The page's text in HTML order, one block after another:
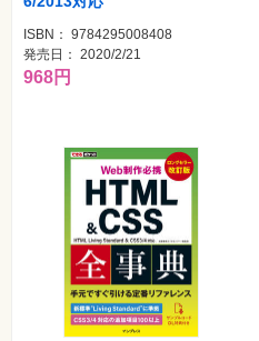
ISBN： 9784295008408
発売日： 2020/2/21
968円